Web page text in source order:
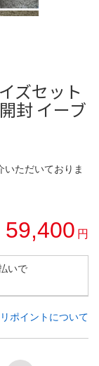
ズセット
封 イーブ
ただいておりま
59,400 円
いで
ポイントについて